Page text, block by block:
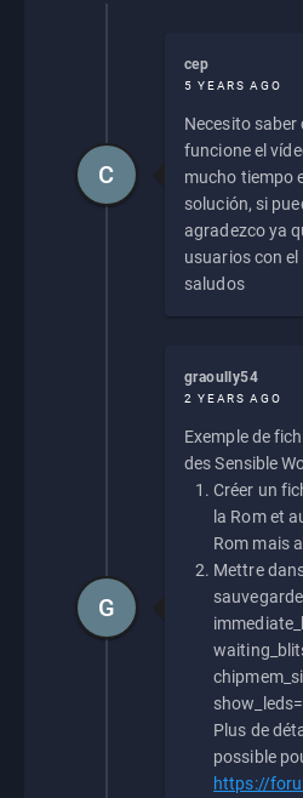
cep
5 YEARS AGO
Necesito
funcione el
mucho tiempo
solución, si
agradezco ya
usuarios con
saludos
C
graoully54
2 YEARS AGO
Exemple de
des Sensible
Créer un
la Rom et
Rom mais
Mettre
Plus de
possible
https://
G